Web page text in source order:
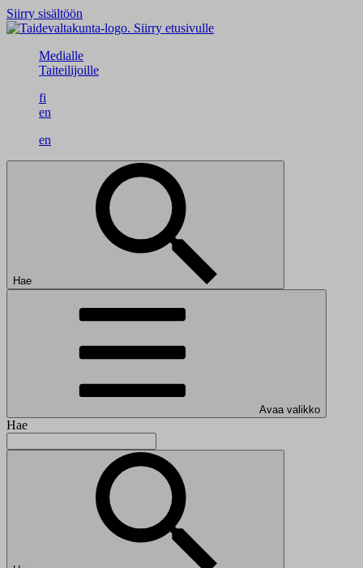
Siirry sisältöön
Siirry etusivulle
Medialle
Taiteilijoille
fi
en
en
Hae
Avaa valikko
Hae